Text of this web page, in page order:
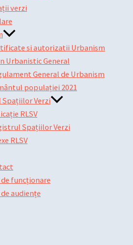
verzi
si autorizatii Urbanism
Urbanistic General
General de Urbanism
populației 2021
Verzi
RLSV
Spațiilor Verzi
RLSV
funcționare
audiențe